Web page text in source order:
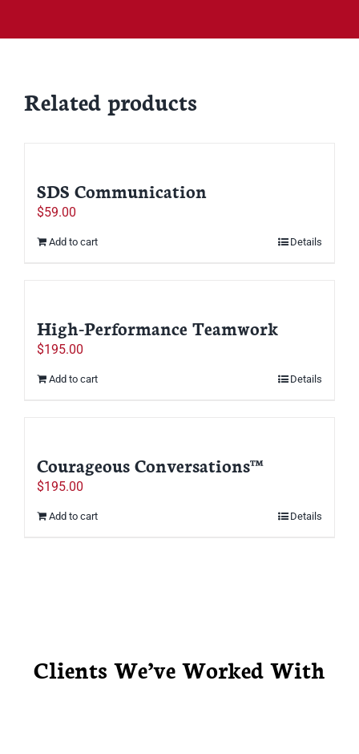
Related products
SDS Communication
$59.00
Add to cart Details
High-Performance Teamwork
$195.00
Add to cart Details
Courageous Conversations™
$195.00
Add to cart Details
Clients We’ve Worked With